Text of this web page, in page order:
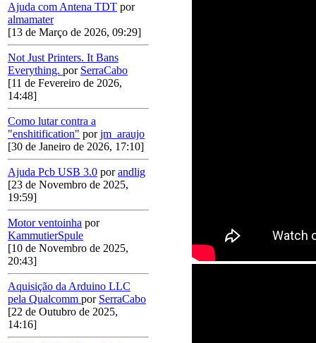
Ajuda com Antena TDT por
almamater
[13 de Março de 2026, 09:29]
Not Just Printers. It Bans
Everything. por SerraCabo
[11 de Fevereiro de 2026,
14:48]
Como lutar contra a
"enshitification" porjm_araujo
[30 de Janeiro de 2026, 17:10]
Ajuda Pcb USB 3.0 porandlig
[23 de Novembro de 2025,
19:59]
Motor ventoinha por
KammutierSpule
[10 de Novembro de 2025,
20:43]
Aquisição da Arduino LLC
pela Qualcomm por SerraCabo
[22 de Outubro de 2025,
14:16]